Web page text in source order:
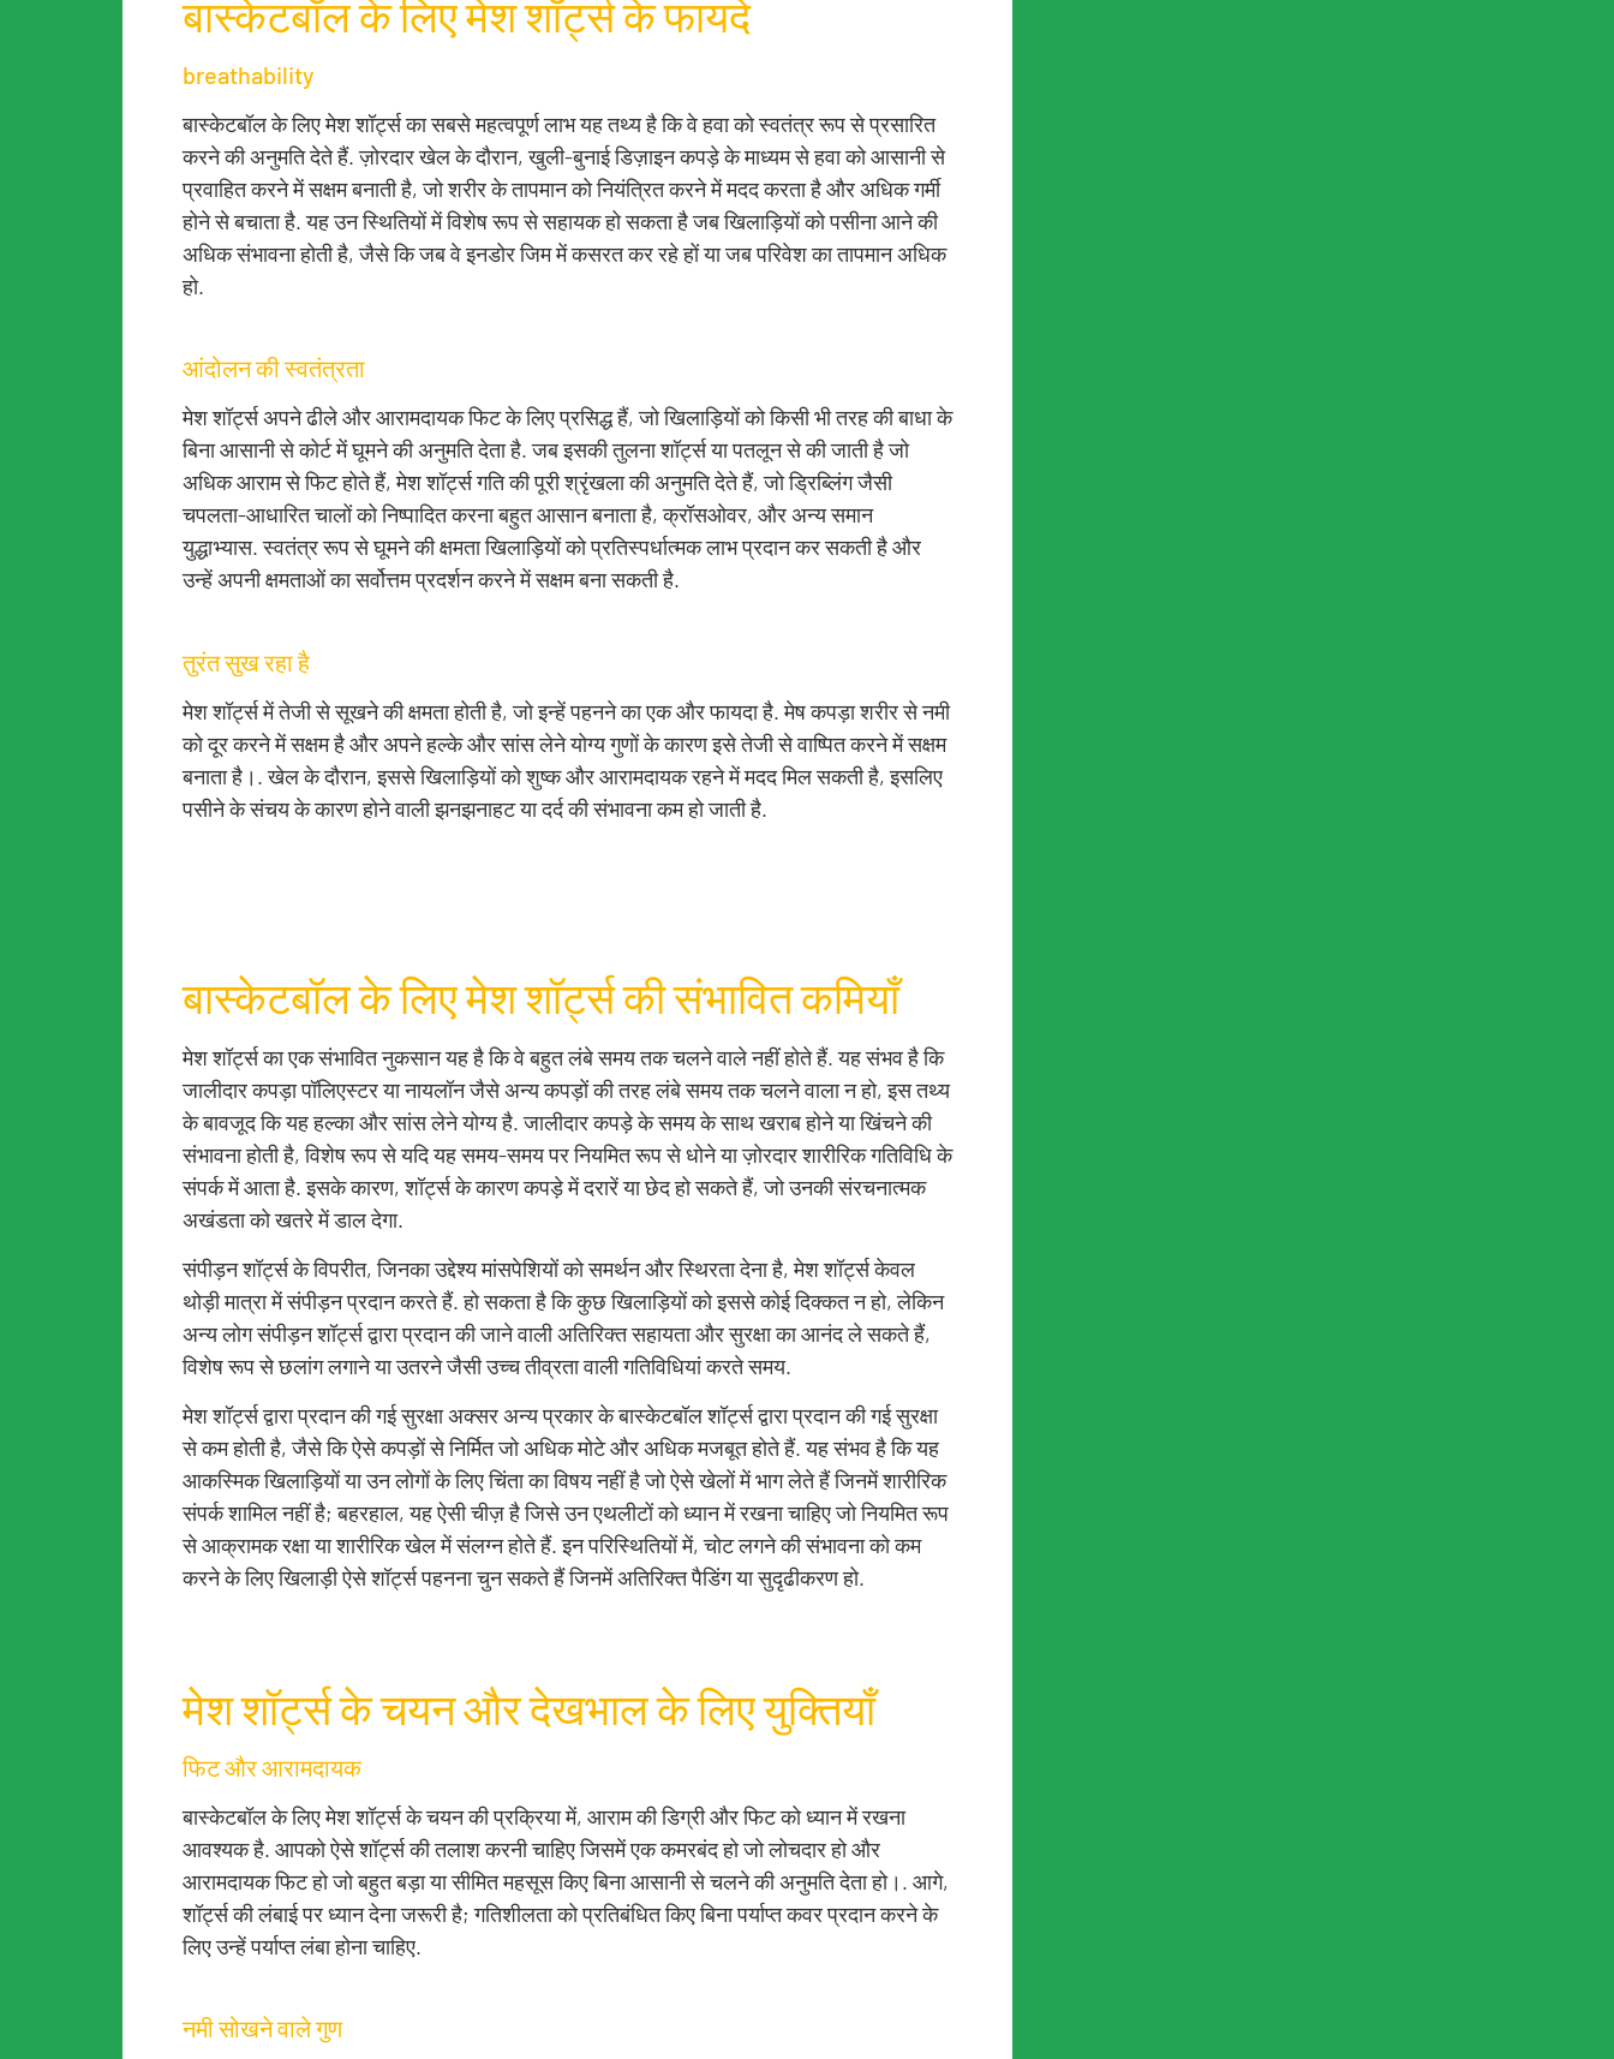
बास्केटबॉल के लिए मेश शॉर्ट्स के फायदे
breathability
बास्केटबॉल के लिए मेश शॉर्ट्स का सबसे महत्वपूर्ण लाभ यह तथ्य है कि वे हवा को स्वतंत्र रूप से प्रसारित
करने की अनुमति देते हैं. ज़ोरदार खेल के दौरान, खुली-बुनाई डिज़ाइन कपड़े के माध्यम से हवा को आसानी से
प्रवाहित करने में सक्षम बनाती है, जो शरीर के तापमान को नियंत्रित करने में मदद करता है और अधिक गर्मी
होने से बचाता है. यह उन स्थितियों में विशेष रूप से सहायक हो सकता है जब खिलाड़ियों को पसीना आने की
अधिक संभावना होती है, जैसे कि जब वे इनडोर जिम में कसरत कर रहे हों या जब परिवेश का तापमान अधिक
हो.
आंदोलन की स्वतंत्रता
मेश शॉर्ट्स अपने ढीले और आरामदायक फिट के लिए प्रसिद्ध हैं, जो खिलाड़ियों को किसी भी तरह की बाधा के
बिना आसानी से कोर्ट में घूमने की अनुमति देता है. जब इसकी तुलना शॉर्ट्स या पतलून से की जाती है जो
अधिक आराम से फिट होते हैं, मेश शॉर्ट्स गति की पूरी श्रृंखला की अनुमति देते हैं, जो ड्रिब्लिंग जैसी
चपलता-आधारित चालों को निष्पादित करना बहुत आसान बनाता है, क्रॉसओवर, और अन्य समान
युद्धाभ्यास. स्वतंत्र रूप से घूमने की क्षमता खिलाड़ियों को प्रतिस्पर्धात्मक लाभ प्रदान कर सकती है और
उन्हें अपनी क्षमताओं का सर्वोत्तम प्रदर्शन करने में सक्षम बना सकती है.
तुरंत सुख रहा है
मेश शॉर्ट्स में तेजी से सूखने की क्षमता होती है, जो इन्हें पहनने का एक और फायदा है. मेष कपड़ा शरीर से नमी
को दूर करने में सक्षम है और अपने हल्के और सांस लेने योग्य गुणों के कारण इसे तेजी से वाष्पित करने में सक्षम
बनाता है।. खेल के दौरान, इससे खिलाड़ियों को शुष्क और आरामदायक रहने में मदद मिल सकती है, इसलिए
पसीने के संचय के कारण होने वाली झनझनाहट या दर्द की संभावना कम हो जाती है.
बास्केटबॉल के लिए मेश शॉर्ट्स की संभावित कमियाँ
मेश शॉर्ट्स का एक संभावित नुकसान यह है कि वे बहुत लंबे समय तक चलने वाले नहीं होते हैं. यह संभव है कि
जालीदार कपड़ा पॉलिएस्टर या नायलॉन जैसे अन्य कपड़ों की तरह लंबे समय तक चलने वाला न हो, इस तथ्य
के बावजूद कि यह हल्का और सांस लेने योग्य है. जालीदार कपड़े के समय के साथ खराब होने या खिंचने की
संभावना होती है, विशेष रूप से यदि यह समय-समय पर नियमित रूप से धोने या ज़ोरदार शारीरिक गतिविधि के
संपर्क में आता है. इसके कारण, शॉर्ट्स के कारण कपड़े में दरारें या छेद हो सकते हैं, जो उनकी संरचनात्मक
अखंडता को खतरे में डाल देगा.
संपीड़न शॉर्ट्स के विपरीत, जिनका उद्देश्य मांसपेशियों को समर्थन और स्थिरता देना है, मेश शॉर्ट्स केवल
थोड़ी मात्रा में संपीड़न प्रदान करते हैं. हो सकता है कि कुछ खिलाड़ियों को इससे कोई दिक्कत न हो, लेकिन
अन्य लोग संपीड़न शॉर्ट्स द्वारा प्रदान की जाने वाली अतिरिक्त सहायता और सुरक्षा का आनंद ले सकते हैं,
विशेष रूप से छलांग लगाने या उतरने जैसी उच्च तीव्रता वाली गतिविधियां करते समय.
मेश शॉर्ट्स द्वारा प्रदान की गई सुरक्षा अक्सर अन्य प्रकार के बास्केटबॉल शॉर्ट्स द्वारा प्रदान की गई सुरक्षा
से कम होती है, जैसे कि ऐसे कपड़ों से निर्मित जो अधिक मोटे और अधिक मजबूत होते हैं. यह संभव है कि यह
आकस्मिक खिलाड़ियों या उन लोगों के लिए चिंता का विषय नहीं है जो ऐसे खेलों में भाग लेते हैं जिनमें शारीरिक
संपर्क शामिल नहीं है; बहरहाल, यह ऐसी चीज़ है जिसे उन एथलीटों को ध्यान में रखना चाहिए जो नियमित रूप
से आक्रामक रक्षा या शारीरिक खेल में संलग्न होते हैं. इन परिस्थितियों में, चोट लगने की संभावना को कम
करने के लिए खिलाड़ी ऐसे शॉर्ट्स पहनना चुन सकते हैं जिनमें अतिरिक्त पैडिंग या सुदृढीकरण हो.
मेश शॉर्ट्स के चयन और देखभाल के लिए युक्तियाँ
फिट और आरामदायक
बास्केटबॉल के लिए मेश शॉर्ट्स के चयन की प्रक्रिया में, आराम की डिग्री और फिट को ध्यान में रखना
आवश्यक है. आपको ऐसे शॉर्ट्स की तलाश करनी चाहिए जिसमें एक कमरबंद हो जो लोचदार हो और
आरामदायक फिट हो जो बहुत बड़ा या सीमित महसूस किए बिना आसानी से चलने की अनुमति देता हो।. आगे,
शॉर्ट्स की लंबाई पर ध्यान देना जरूरी है; गतिशीलता को प्रतिबंधित किए बिना पर्याप्त कवर प्रदान करने के
लिए उन्हें पर्याप्त लंबा होना चाहिए.
नमी सोखने वाले गुण